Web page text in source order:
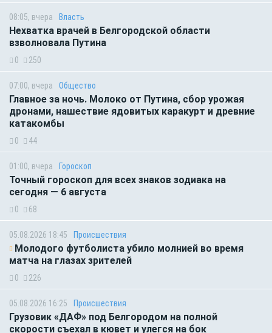
08:05, вчера Власть
Нехватка врачей в Белгородской области
взволновала Путина
0 250
07:00, вчера Общество
Главное за ночь. Молоко от Путина, сбор урожая
дронами, нашествие ядовитых каракурт и древние
катакомбы
0 44
01:00, вчера Гороскоп
Точный гороскоп для всех знаков зодиака на
сегодня — 6 августа
0 68
05.08.2026 18:45 Происшествия
Молодого футболиста убило молнией во время
матча на глазах зрителей
0 226
05.08.2026 16:25 Происшествия
Грузовик «ДАФ» под Белгородом на полной
скорости съехал в кювет и улегся на бок